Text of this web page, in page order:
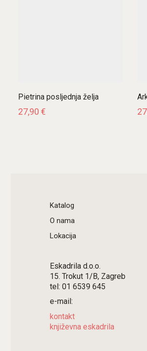
Pietrina posljednja želja
27,90 €
Katalog
O nama
Lokacija
Eskadrila d.o.o.
15. Trokut 1/B, Zagreb
tel: 01 6539 645
e-mail:
kontakt
književna eskadrila